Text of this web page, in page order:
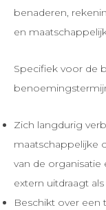
benaderen,
en
Specifiek voor de
Zich langdurig
maatschappelijke
van de organisatie
extern uitdraagt
Beschikt over